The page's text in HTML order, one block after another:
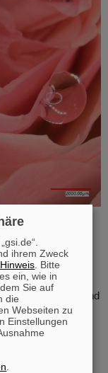
Toimil-Molares,
FAIR und
hat ein
steuern
und
für
ihrem Zweck
. Bitte
ein, wie in
Sie auf
die
Webseiten zu
Einstellungen